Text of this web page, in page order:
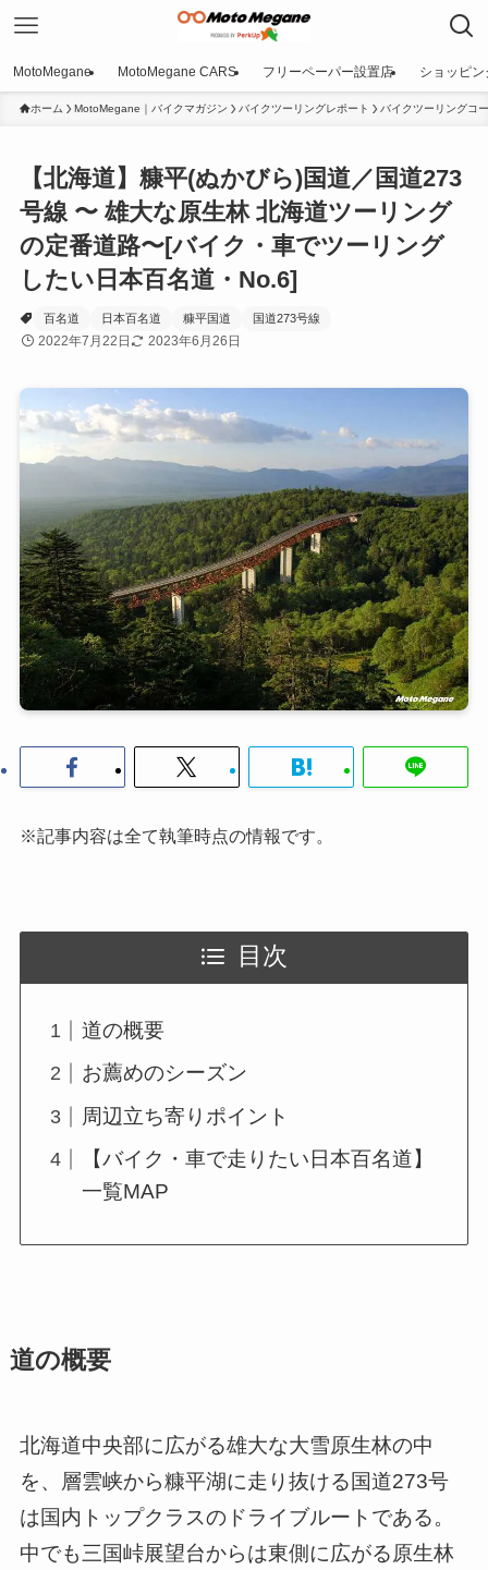
MotoMegane MotoMegane CARS フリーペーパー設置店 ショッピン
ホーム MotoMegane｜バイクマガジン バイクツーリングレポート バイクツーリングコ
【北海道】糠平(ぬかびら)国道／国道273
号線 〜 雄大な原生林 北海道ツーリング
の定番道路〜[バイク・車でツーリング
したい日本百名道・No.6]
百名道 日本百名道 糠平国道 国道273号線
2022年7月22日 2023年6月26日
※記事内容は全て執筆時点の情報です。
目次
道の概要
お薦めのシーズン
周辺立ち寄りポイント
【バイク・車で走りたい日本百名道】
一覧MAP
道の概要
北海道中央部に広がる雄大な大雪原生林の中
を、層雲峡から糠平湖に走り抜ける国道273号
は国内トップクラスのドライブルートである。
中でも三国峠展望台からは東側に広がる原生林